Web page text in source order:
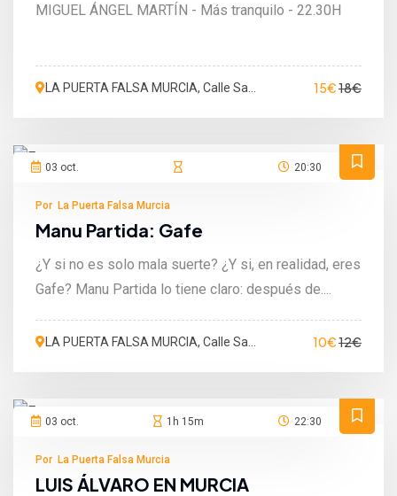
MIGUEL ÁNGEL MARTÍN - Más tranquilo - 22.30H
LA PUERTA FALSA MURCIA, Calle San
15€18€
03 oct. 20:30
Por La Puerta Falsa Murcia
Manu Partida: Gafe
¿Y si no es solo mala suerte? ¿Y si, en realidad, eres
Gafe? Manu Partida lo tiene claro: después de....
LA PUERTA FALSA MURCIA, Calle San
10€12€
03 oct. 1h 15m 22:30
Por La Puerta Falsa Murcia
LUIS ÁLVARO EN MURCIA